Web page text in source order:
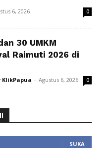
6, 2026 0
30 UMKM
Raimuti 2026 di
- Agustus 6, 2026 0
SUKA